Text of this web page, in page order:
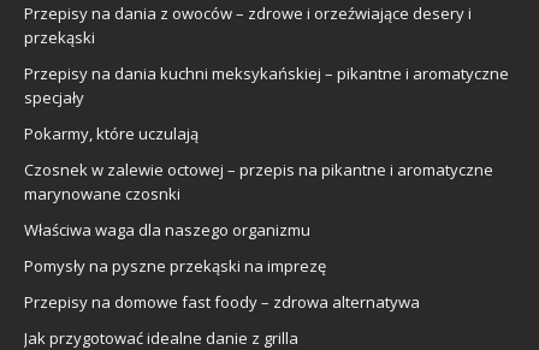
Przepisy na dania z owoców – zdrowe i orzeźwiające desery i
przekąski
Przepisy na dania kuchni meksykańskiej – pikantne i aromatyczne
specjały
Pokarmy, które uczulają
Czosnek w zalewie octowej – przepis na pikantne i aromatyczne
marynowane czosnki
Właściwa waga dla naszego organizmu
Pomysły na pyszne przekąski na imprezę
Przepisy na domowe fast foody – zdrowa alternatywa
Jak przygotować idealne danie z grilla